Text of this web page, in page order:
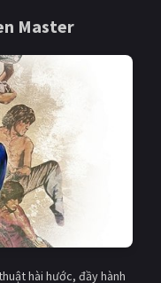
Master
hài hước, đầy hành